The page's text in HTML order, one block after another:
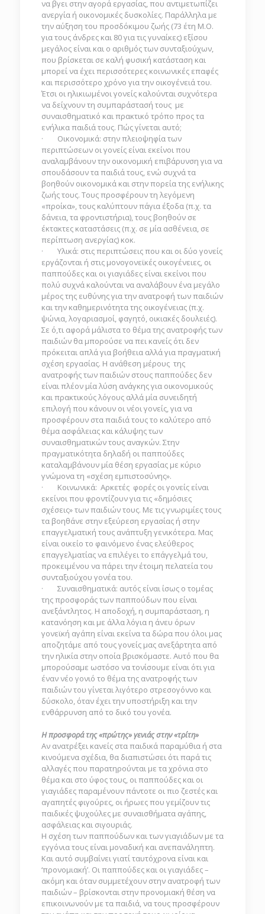
να βγει στην αγορά εργασίας, που αντιμετωπίζει
ανεργία ή οικονομικές δυσκολίες. Παράλληλα με
την αύξηση του προσδόκιμου ζωής (73 έτη Μ.Ο.
για τους άνδρες και 80 για τις γυναίκες) εξίσου
μεγάλος είναι και ο αριθμός των συνταξιούχων,
που βρίσκεται σε καλή φυσική κατάσταση και
μπορεί να έχει περισσότερες κοινωνικές επαφές
και περισσότερο χρόνο για την οικογένειά του.
Έτσι οι ηλικιωμένοι γονείς καλούνται συχνότερα
να δείχνουν τη συμπαράστασή τους με
συναισθηματικό και πρακτικό τρόπο προς τα
ενήλικα παιδιά τους. Πώς γίνεται αυτό;
· Οικονομικά: στην πλειοψηφία των
περιπτώσεων οι γονείς είναι εκείνοι που
αναλαμβάνουν την οικονομική επιβάρυνση για να
σπουδάσουν τα παιδιά τους, ενώ συχνά τα
βοηθούν οικονομικά και στην πορεία της ενήλικης
ζωής τους. Τους προσφέρουν τη λεγόμενη
«προίκα», τους καλύπτουν πάγια έξοδα (π.χ. τα
δάνεια, τα φροντιστήρια), τους βοηθούν σε
έκτακτες καταστάσεις (π.χ. σε μία ασθένεια, σε
περίπτωση ανεργίας) κοκ.
· Υλικά: στις περιπτώσεις που και οι δύο γονείς
εργάζονται ή στις μονογονεϊκές οικογένειες, οι
παππούδες και οι γιαγιάδες είναι εκείνοι που
πολύ συχνά καλούνται να αναλάβουν ένα μεγάλο
μέρος της ευθύνης για την ανατροφή των παιδιών
και την καθημερινότητα της οικογένειας (π.χ.
ψώνια, λογαριασμοί, φαγητό, οικιακές δουλειές).
Σε ό,τι αφορά μάλιστα το θέμα της ανατροφής των
παιδιών θα μπορούσε να πει κανείς ότι δεν
πρόκειται απλά για βοήθεια αλλά για πραγματική
σχέση εργασίας. Η ανάθεση μέρους της
ανατροφής των παιδιών στους παππούδες δεν
είναι πλέον μία λύση ανάγκης για οικονομικούς
και πρακτικούς λόγους αλλά μία συνειδητή
επιλογή που κάνουν οι νέοι γονείς, για να
προσφέρουν στα παιδιά τους το καλύτερο από
θέμα ασφάλειας και κάλυψης των
συναισθηματικών τους αναγκών. Στην
πραγματικότητα δηλαδή οι παππούδες
καταλαμβάνουν μία θέση εργασίας με κύριο
γνώμονα τη «σχέση εμπιστοσύνης».
· Κοινωνικά: Αρκετές φορές οι γονείς είναι
εκείνοι που φροντίζουν για τις «δημόσιες
σχέσεις» των παιδιών τους. Με τις γνωριμίες τους
τα βοηθάνε στην εξεύρεση εργασίας ή στην
επαγγελματική τους ανάπτυξη γενικότερα. Μας
είναι οικείο το φαινόμενο ένας ελεύθερος
επαγγελματίας να επιλέγει το επάγγελμά του,
προκειμένου να πάρει την έτοιμη πελατεία του
συνταξιούχου γονέα του.
· Συναισθηματικά: αυτός είναι ίσως ο τομέας
της προσφοράς των παππούδων που είναι
ανεξάντλητος. Η αποδοχή, η συμπαράσταση, η
κατανόηση και με άλλα λόγια η άνευ όρων
γονεϊκή αγάπη είναι εκείνα τα δώρα που όλοι μας
αποζητάμε από τους γονείς μας ανεξάρτητα από
την ηλικία στην οποία βρισκόμαστε. Αυτό που θα
μπορούσαμε ωστόσο να τονίσουμε είναι ότι για
έναν νέο γονιό το θέμα της ανατροφής των
παιδιών του γίνεται λιγότερο στρεσογόννο και
δύσκολο, όταν έχει την υποστήριξη και την
ενθάρρυνση από το δικό του γονέα.
Η προσφορά της «πρώτης» γενιάς στην «τρίτη»
Αν ανατρέξει κανείς στα παιδικά παραμύθια ή στα
κινούμενα σχέδια, θα διαπιστώσει ότι παρά τις
αλλαγές που παρατηρούνται με τα χρόνια στο
θέμα και στο ύφος τους, οι παππούδες και οι
γιαγιάδες παραμένουν πάντοτε οι πιο ζεστές και
αγαπητές φιγούρες, οι ήρωες που γεμίζουν τις
παιδικές ψυχούλες με συναισθήματα αγάπης,
ασφάλειας και σιγουριάς.
Η σχέση των παππούδων και των γιαγιάδων με τα
εγγόνια τους είναι μοναδική και ανεπανάληπτη.
Και αυτό συμβαίνει γιατί ταυτόχρονα είναι και
‘προνομιακή’. Οι παππούδες και οι γιαγιάδες –
ακόμη και όταν συμμετέχουν στην ανατροφή των
παιδιών – βρίσκονται στην προνομιακή θέση να
επικοινωνούν με τα παιδιά, να τους προσφέρουν